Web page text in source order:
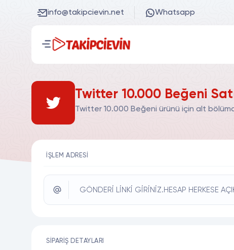
info@takipcievin.net Whatsapp
Twitter 10.000 Beğeni
Twitter 10.000 Beğeni ürünü için alt
İŞLEM ADRESI
GÖNDERİ LİNKİ GİRİNİZ.HESAP HERKESE
SIPARIŞ DETAYLARI